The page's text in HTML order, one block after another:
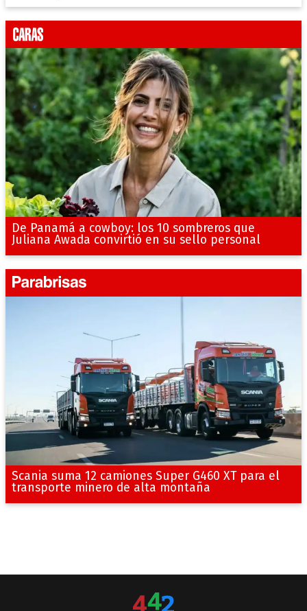
De Panamá a cowboy: los 10 sombreros que
Juliana Awada convirtió en su sello personal
Scania suma 12 camiones Super G460 XT para el
transporte minero de alta montaña